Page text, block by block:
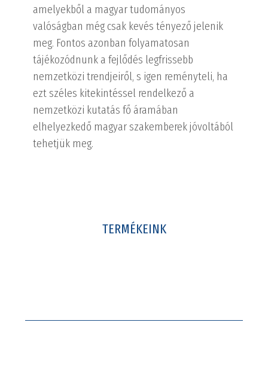
amelyekből a magyar tudományos
valóságban még csak kevés tényező jelenik
meg. Fontos azonban folyamatosan
tájékozódnunk a fejlődés legfrissebb
nemzetközi trendjeiről, s igen reményteli, ha
ezt széles kitekintéssel rendelkező a
nemzetközi kutatás fő áramában
elhelyezkedő magyar szakemberek jóvoltából
tehetjük meg.
TERMÉKEINK